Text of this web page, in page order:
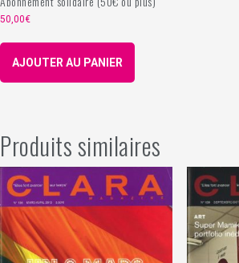
50,00€
AJOUTER AU PANIER
Produits similaires